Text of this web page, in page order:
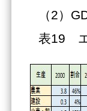
（2）
表19 エ